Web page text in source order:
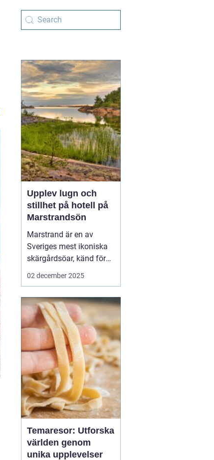
Upplev lugn och
stillhet på hotell på
Marstrandsön
Marstrand är en av
Sveriges mest ikoniska
skärgårdsöar, känd för
sin rika historia,
i närheten av Göteborg,
erbjuder Marstrand en
perfekt tillflykts...
02 december 2025
Temaresor: Utforska
världen genom
unika upplevelser